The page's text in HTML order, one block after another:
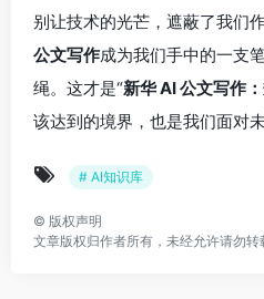
别让技术的光芒，遮蔽了我们
公文写作成为我们手中的一支
绳。这才是“新华 AI 公文写作
该达到的境界，也是我们面对
# AI知识库
© 版权声明
文章版权归作者所有，未经允许请勿转